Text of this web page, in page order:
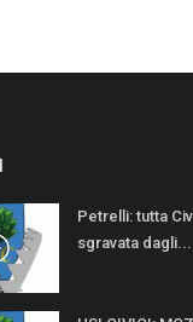
Petrelli: tutta
sgravata dagli...